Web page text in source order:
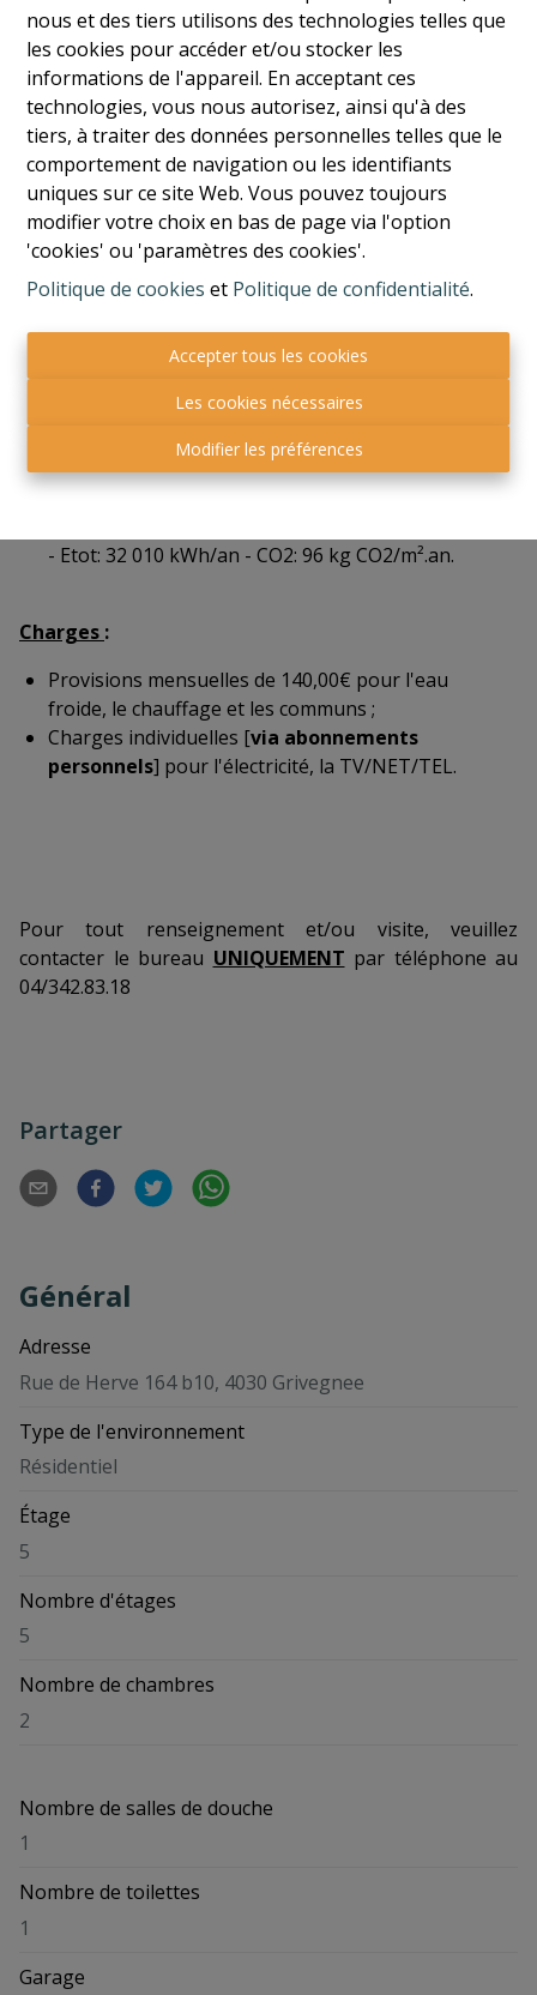
nous et des tiers utilisons des technologies telles que
les cookies pour accéder et/ou stocker les
informations de l'appareil. En acceptant ces
technologies, vous nous autorisez, ainsi qu'à des
tiers, à traiter des données personnelles telles que le
comportement de navigation ou les identifiants
uniques sur ce site Web. Vous pouvez toujours
modifier votre choix en bas de page via l'option
'cookies' ou 'paramètres des cookies'.
Politique de cookies et Politique de confidentialité.
Accepter tous les cookies
Les cookies nécessaires
Modifier les préférences
réfrigérateur, four, taque à induction, lave-vaisselle],
chambre [parquet flottant; ± 2,3x3,5], chambre
[parquet flottant; ± 3,1x4,3], salle de douches
[carrelage; ± 2,7x1,5, douche, lavabo sur meuble], WC
séparé [carrelage; ± 0,9x1,3], balcon arrière [carrelage ;
± 5,7x0,7], balcon avant [carrelage ; ± 1,0x0,8].
Caractéristiques:
Possibilité de louer un parking pour 50,00 €
supplémentaires ;
Chauffage central collectif par chaudière au
mazout [calorimètres] ;
Production d'eau chaude par boiler électrique ;
- Etot: 32 010 kWh/an - CO2: 96 kg CO2/m².an.
Charges :
Provisions mensuelles de 140,00€ pour l'eau
froide, le chauffage et les communs ;
Charges individuelles [via abonnements
personnels] pour l'électricité, la TV/NET/TEL.
Pour tout renseignement et/ou visite, veuillez
contacter le bureau UNIQUEMENT par téléphone au
04/342.83.18
Partager
Général
Adresse
Rue de Herve 164 b10, 4030 Grivegnee
Type de l'environnement
Résidentiel
Étage
5
Nombre d'étages
5
Nombre de chambres
2
Nombre de salles de douche
1
Nombre de toilettes
1
Garage